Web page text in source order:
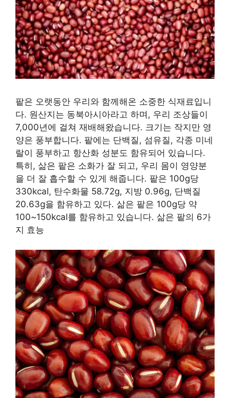
팥은 오랫동안 우리와 함께해온 소중한 식재료입니
다. 원산지는 동북아시아라고 하며, 우리 조상들이
7,000년에 걸쳐 재배해왔습니다. 크기는 작지만 영
양은 풍부합니다. 팥에는 단백질, 섬유질, 각종 미네
랄이 풍부하고 항산화 성분도 함유되어 있습니다.
특히, 삶은 팥은 소화가 잘 되고, 우리 몸이 영양분
을 더 잘 흡수할 수 있게 해줍니다. 팥은 100g당
330kcal, 탄수화물 58.72g, 지방 0.96g, 단백질
20.63g을 함유하고 있다. 삶은 팥은 100g당 약
100~150kcal를 함유하고 있습니다. 삶은 팥의 6가
지 효능